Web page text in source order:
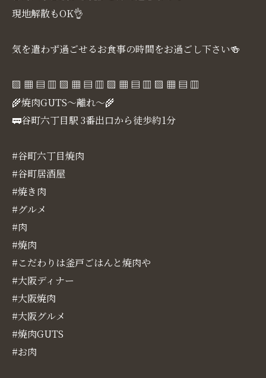
現地解散もOK👌
気を遣わず過ごせるお食事の時間をお過ごし下さい🍻
▧ ▦ ▤ ▥ ▧ ▦ ▤ ▥ ▧ ▦ ▤ ▥ ▧ ▦ ▤ ▥
🌾焼肉GUTS～離れ～🌾
🚃谷町六丁目駅 3番出口から徒歩約1分
#谷町六丁目焼肉
#谷町居酒屋
#焼き肉
#グルメ
#肉
#焼肉
#こだわりは釜戸ごはんと焼肉や
#大阪ディナー
#大阪焼肉
#大阪グルメ
#焼肉GUTS
#お肉